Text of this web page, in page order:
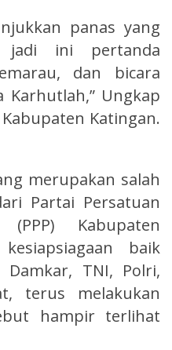
panas yang
ini pertanda
dan bicara
Karhutlah,” Ungkap
Katingan.
merupakan salah
Partai Persatuan
Kabupaten
baik
Damkar, TNI, Polri,
terus melakukan
hampir terlihat